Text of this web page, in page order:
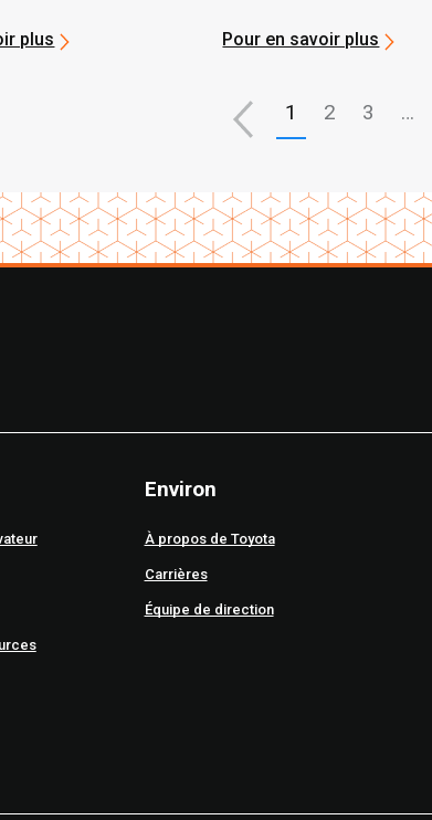
plus
distribution
Pour en savoir plus
1 2 3 …
Environ
À propos de Toyota
Carrières
Équipe de direction